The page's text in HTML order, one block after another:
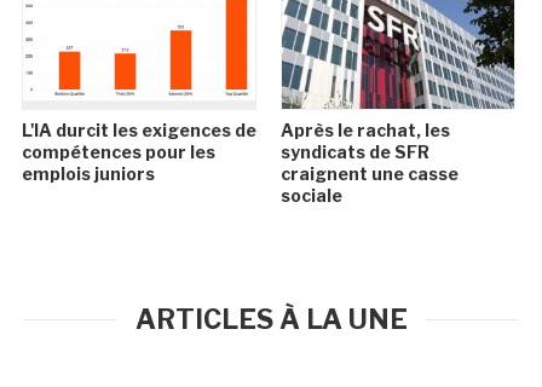
L'IA durcit les exigences de
compétences pour les
emplois juniors
Après le rachat, les
syndicats de SFR
craignent une casse
sociale
ARTICLES À LA UNE